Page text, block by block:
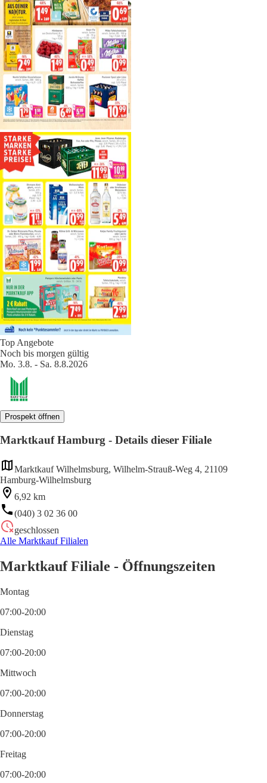
Top Angebote
Noch bis morgen gültig
Mo. 3.8. - Sa. 8.8.2026
Prospekt öffnen
Marktkauf Hamburg - Details dieser Filiale
Marktkauf Wilhelmsburg, Wilhelm-Strauß-Weg 4, 21109
Hamburg-Wilhelmsburg
6,92 km
(040) 3 02 36 00
geschlossen
Alle Marktkauf Filialen
Marktkauf Filiale - Öffnungszeiten
Montag
07:00-20:00
Dienstag
07:00-20:00
Mittwoch
07:00-20:00
Donnerstag
07:00-20:00
Freitag
07:00-20:00